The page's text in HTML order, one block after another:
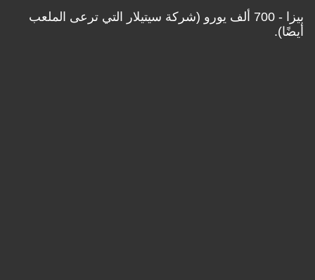
بيزا - 700 ألف يورو (شركة سيتيلار التي ترعى الملعب
أيضًا).